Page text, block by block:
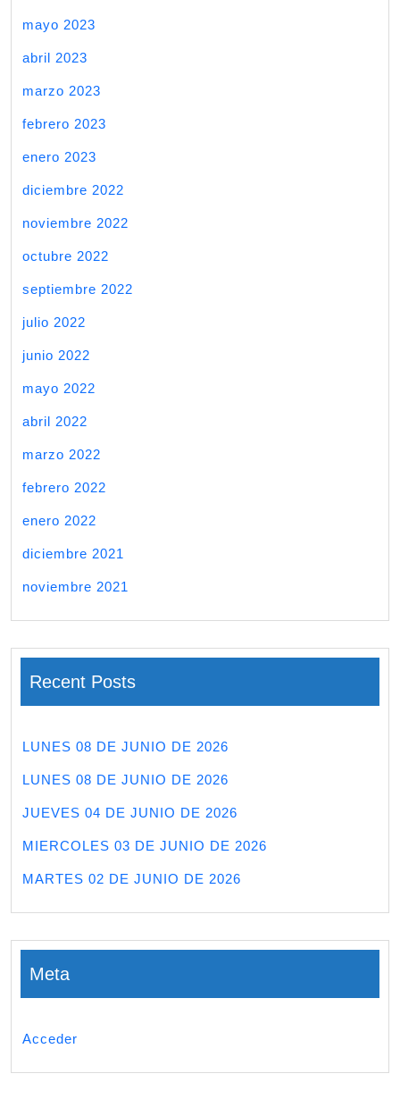
mayo 2023
abril 2023
marzo 2023
febrero 2023
enero 2023
diciembre 2022
noviembre 2022
octubre 2022
septiembre 2022
julio 2022
junio 2022
mayo 2022
abril 2022
marzo 2022
febrero 2022
enero 2022
diciembre 2021
noviembre 2021
Recent Posts
LUNES 08 DE JUNIO DE 2026
LUNES 08 DE JUNIO DE 2026
JUEVES 04 DE JUNIO DE 2026
MIERCOLES 03 DE JUNIO DE 2026
MARTES 02 DE JUNIO DE 2026
Meta
Acceder